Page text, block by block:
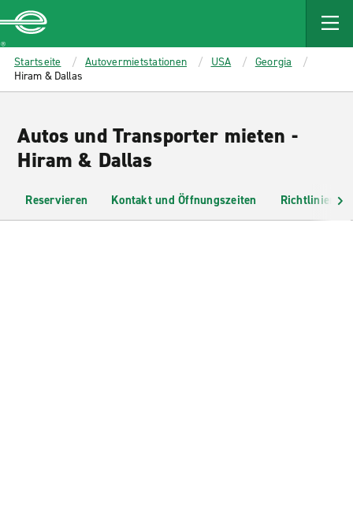
MAIN
CONTENT
Enterprise
Startseite Autovermietstationen USA
Georgia
Hiram & Dallas
Autos und Transporter mieten -
Hiram & Dallas
Reservieren Kontakt und Öffnungszeiten Richtlinien